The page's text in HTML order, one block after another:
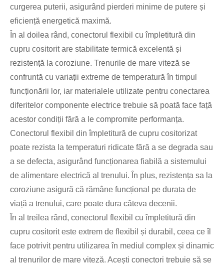
curgerea puterii, asigurând pierderi minime de putere și
eficiență energetică maximă.
În al doilea rând, conectorul flexibil cu împletitură din
cupru cositorit are stabilitate termică excelentă și
rezistență la coroziune. Trenurile de mare viteză se
confruntă cu variații extreme de temperatură în timpul
funcționării lor, iar materialele utilizate pentru conectarea
diferitelor componente electrice trebuie să poată face față
acestor condiții fără a le compromite performanța.
Conectorul flexibil din împletitură de cupru cositorizat
poate rezista la temperaturi ridicate fără a se degrada sau
a se defecta, asigurând funcționarea fiabilă a sistemului
de alimentare electrică al trenului. În plus, rezistența sa la
coroziune asigură că rămâne funcțional pe durata de
viață a trenului, care poate dura câteva decenii.
În al treilea rând, conectorul flexibil cu împletitură din
cupru cositorit este extrem de flexibil și durabil, ceea ce îl
face potrivit pentru utilizarea în mediul complex și dinamic
al trenurilor de mare viteză. Acești conectori trebuie să se